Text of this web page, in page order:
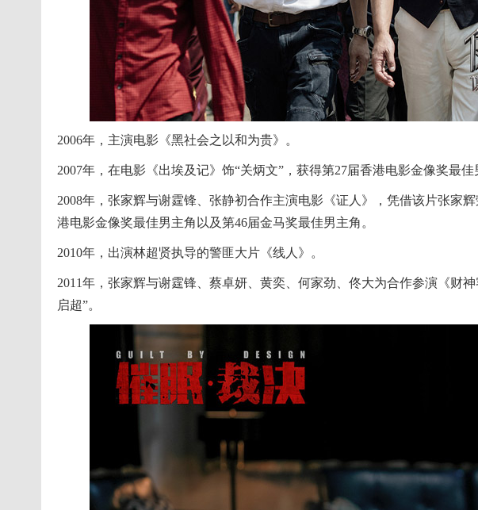
2006年，主演电影《黑社会之以和为贵》。
2007年，在电影《出埃及记》饰“关炳文”，获得第27届香港电影金像奖最佳
2008年，张家辉与谢霆锋、张静初合作主演电影《证人》，凭借该片张家
港电影金像奖最佳男主角以及第46届金马奖最佳男主角。
2010年，出演林超贤执导的警匪大片《线人》。
2011年，张家辉与谢霆锋、蔡卓妍、黄奕、何家劲、佟大为合作参演《财
启超”。